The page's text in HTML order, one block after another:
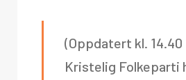
(Oppdatert kl.
Kristelig Folkeparti